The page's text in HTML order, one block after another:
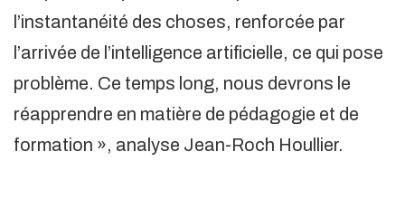
l’instantanéité des choses, renforcée par
l’arrivée de l’intelligence artificielle, ce qui pose
problème. Ce temps long, nous devrons le
réapprendre en matière de pédagogie et de
formation », analyse Jean-Roch Houllier.